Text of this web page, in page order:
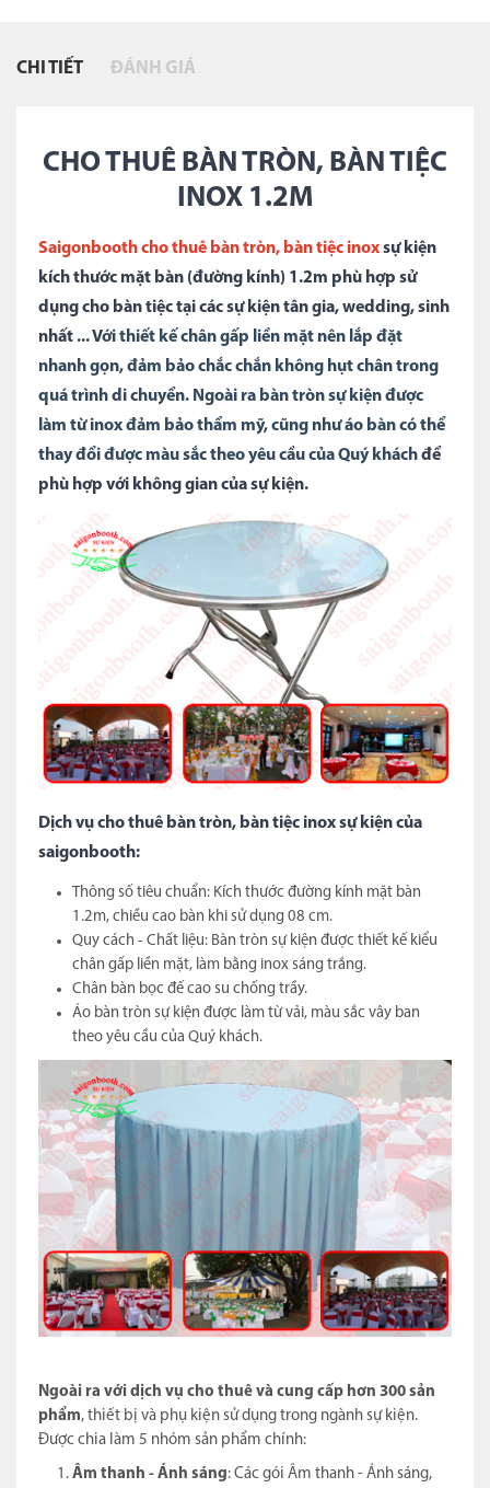
CHI TIẾT ĐÁNH GIÁ
CHO THUÊ BÀN TRÒN, BÀN TIỆC
INOX 1.2M
Saigonbooth cho thuê bàn tròn, bàn tiệc inoxsự kiện
kích thước mặt bàn (đường kính) 1.2m phù hợp sử
dụng cho bàn tiệc tại các sự kiện tân gia, wedding, sinh
nhất ... Với thiết kế chân gấp liền mặt nên lắp đặt
nhanh gọn, đảm bảo chắc chắn không hụt chân trong
quá trình di chuyển. Ngoài ra bàn tròn sự kiện được
làm từ inox đảm bảo thẩm mỹ, cũng như áo bàn có thể
thay đổi được màu sắc theo yêu cầu của Quý kháchđể
phù hợp với không gian của sự kiện.
Dịch vụ cho thuê bàn tròn, bàn tiệc inox sự kiện của
saigonbooth:
Thông số tiêu chuẩn: Kích thước đường kính mặt bàn
1.2m, chiều cao bàn khi sử dụng 08 cm.
Quy cách - Chất liệu: Bàn tròn sự kiện được thiết kế kiểu
chân gấp liền mặt, làm bằng inox sáng trắng.
Chân bàn bọc đế cao su chống trầy.
Áo bàn tròn sự kiện được làm từ vải, màu sắc vây ban
theo yêu cầu của Quý khách.
Ngoài ra với dịch vụ cho thuê và cung cấp hơn 300 sản
phẩm, thiết bị và phụ kiện sử dụng trong ngành sự kiện.
Được chia làm 5 nhóm sản phẩm chính:
Âm thanh - Ánh sáng: Các gói Âm thanh - Ánh sáng,